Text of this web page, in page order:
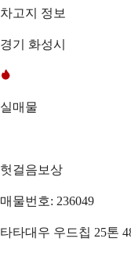
차고지 정보
경기 화성시
실매물
헛걸음보상
매물번호: 236049
타타대우 우드칩 25톤